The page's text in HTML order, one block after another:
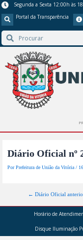
Segunda a Sexta 12:00h às
Portal da Transparência
Diário Oficial nº
PorPrefeitura de União da Vitória/
← Diário Oficial
Horário de
Disque Iluminação